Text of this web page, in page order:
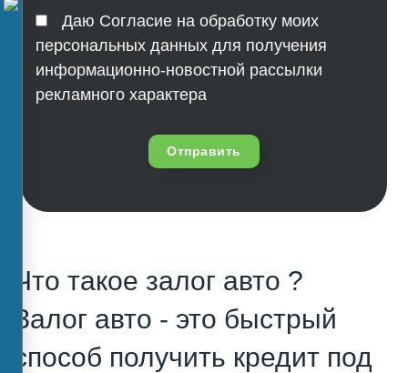
Даю Согласие на обработку моих
персональных данных для получения
информационно-новостной рассылки
рекламного характера
Отправить
Что такое залог авто ?
Залог авто - это быстрый
способ получить кредит под